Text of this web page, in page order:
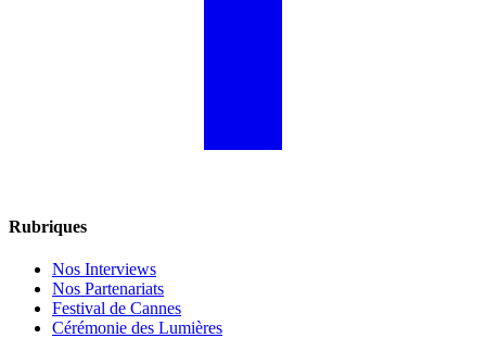
Rubriques
Nos Interviews
Nos Partenariats
Festival de Cannes
Cérémonie des Lumières